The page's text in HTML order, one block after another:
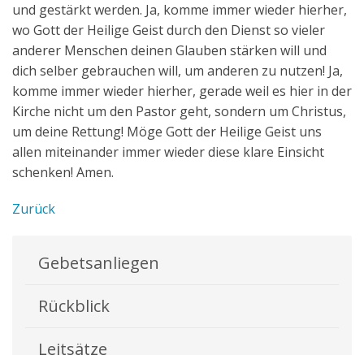
und gestärkt werden. Ja, komme immer wieder hierher,
wo Gott der Heilige Geist durch den Dienst so vieler
anderer Menschen deinen Glauben stärken will und
dich selber gebrauchen will, um anderen zu nutzen! Ja,
komme immer wieder hierher, gerade weil es hier in der
Kirche nicht um den Pastor geht, sondern um Christus,
um deine Rettung! Möge Gott der Heilige Geist uns
allen miteinander immer wieder diese klare Einsicht
schenken! Amen.
Zurück
Gebetsanliegen
Rückblick
Leitsätze